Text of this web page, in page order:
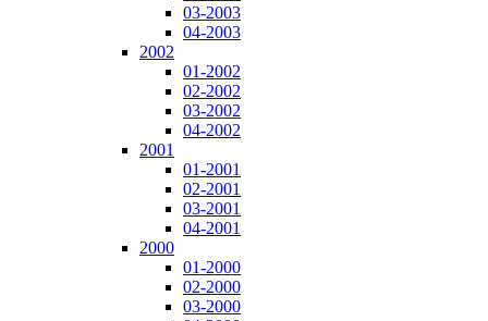
03-2003
04-2003
2002
01-2002
02-2002
03-2002
04-2002
2001
01-2001
02-2001
03-2001
04-2001
2000
01-2000
02-2000
03-2000